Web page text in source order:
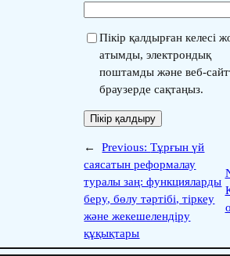
Пікір қалдырған келесі
атымды, электрондық
поштамды және веб-
браузерде сақтаңыз.
← Previous:Тұрғын үй
саясатын реформалау
туралы заң: функцияларды
беру, бөлу тәртібі, тіркеу
және жекешелендіру
құқықтары